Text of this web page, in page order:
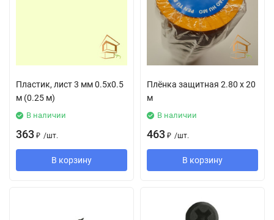
Пластик, лист 3 мм 0.5х0.5
м (0.25 м)
В наличии
363 ₽ /шт.
В корзину
Плёнка защитная 2.80 х 20
м
В наличии
463 ₽ /шт.
В корзину